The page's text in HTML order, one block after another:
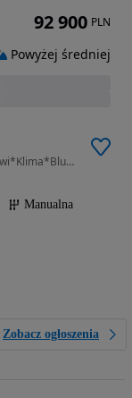
179 KM • ELEKTRYCZNY*Kamery*LED*Tablet*Nawi*Klima*Bluetooth*Gwarancja w cenie*
Manualna
Zobacz ogłoszenia
92 900 PLN
Powyżej średniej